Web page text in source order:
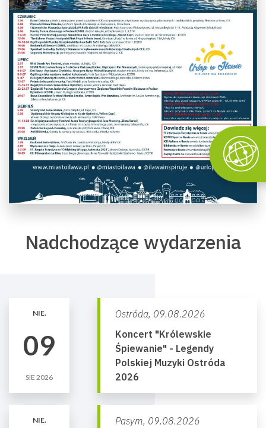
Nadchodzące wydarzenia
NIE.
09
SIE 2026
Ostróda, 09.08.2026
Koncert "Królewskie
Śpiewanie" - Legendy
Polskiej Muzyki Ostróda
2026
NIE. Pasym, 09.08.2026